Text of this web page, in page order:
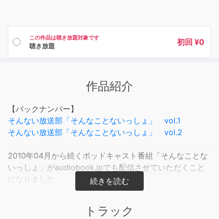
この作品は聴き放題対象です
聴き放題 初回 ¥0
作品紹介
【バックナンバー】
そんない放送部「そんなことないっしょ」 vol.1
そんない放送部「そんなことないっしょ」 vol.2
2010年04月から続くポッドキャスト番組「そんなことな
いっしょ」がaudiobook.jpでも配信させていただくこと
になりました
パーソナリティの「竹内」と「畠中」の二人が好きなこと
トラック